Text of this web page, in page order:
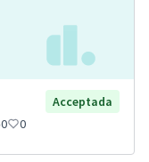
Acceptada
0 0